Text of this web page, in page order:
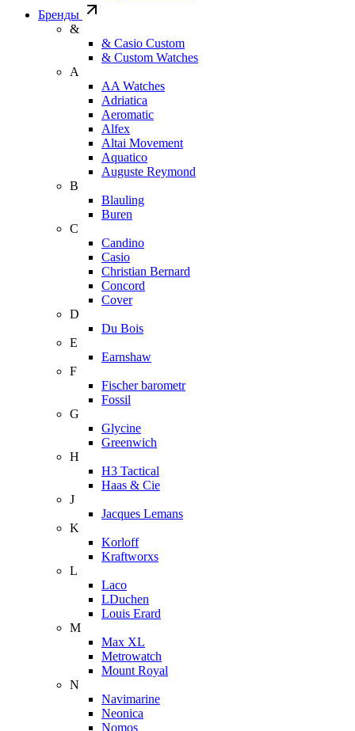
Бренды
&
& Casio Custom
& Custom Watches
A
AA Watches
Adriatica
Aeromatic
Alfex
Altai Movement
Aquatico
Auguste Reymond
B
Blauling
Buren
C
Candino
Casio
Christian Bernard
Concord
Cover
D
Du Bois
E
Earnshaw
F
Fischer barometr
Fossil
G
Glycine
Greenwich
H
H3 Tactical
Haas & Cie
J
Jacques Lemans
K
Korloff
Kraftworxs
L
Laco
LDuchen
Louis Erard
M
Max XL
Metrowatch
Mount Royal
N
Navimarine
Neonica
Nomos